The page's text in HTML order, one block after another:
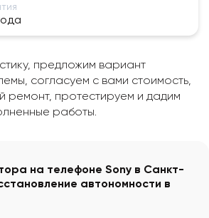
предложим вариант
согласуем с вами стоимость,
ремонт, протестируем и дадим
работы.
на телефоне Sony в Санкт-
автономности в